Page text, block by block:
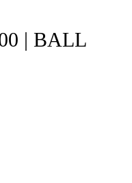
| BALL